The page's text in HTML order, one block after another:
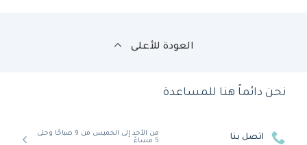
العودة للأعلى
نحن دائماً هنا للمساعدة
اتصل بنا
من الأحد إلى الخميس من 9 صباحًا وحتى
5 مساءً